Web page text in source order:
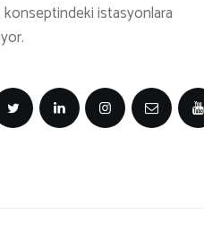
istasyonlara